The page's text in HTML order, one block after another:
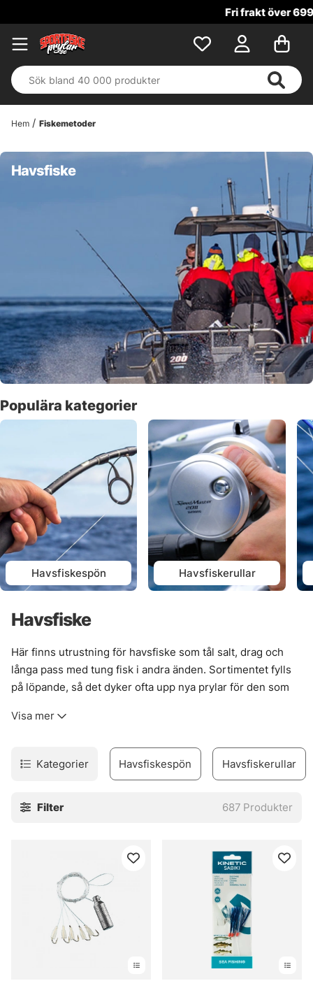
Hem Fiskemetoder
Havsfiske
Populära kategorier
Havsfiskespön Havsfiskerullar
Havsfiske
Här finns utrustning för havsfiske som tål salt, drag och
långa pass med tung fisk i andra änden. Sortimentet fylls
på löpande, så det dyker ofta upp nya prylar för den som
vatten.
ska ner där fisken står. Här finns sådant som funkar när
förhållandena blir lite råa, lite stökiga, och när man vill ha
också, för där kan det ligga fina prisvärda fynd som lätt
Vanliga frågor om havsfiske
Visa mer
Kategorier Havsfiskespön Havsfiskerullar
Filter 687 Produkter